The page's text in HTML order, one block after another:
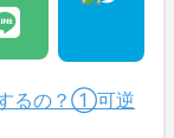
るの？①可逆